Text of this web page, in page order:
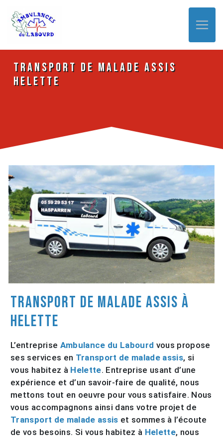
Transport de malade assis
Helette
Transport de malade assis à
Helette
L’entreprise Ambulance du Labourd vous propose
ses services en Transport de malade assis, si
vous habitez à Helette. Entreprise usant d’une
expérience et d’un savoir-faire de qualité, nous
mettons tout en oeuvre pour vous satisfaire. Nous
vous accompagnons ainsi dans votre projet de
Transport de malade assis et sommes à l’écoute
de vos besoins. Si vous habitez à Helette, nous